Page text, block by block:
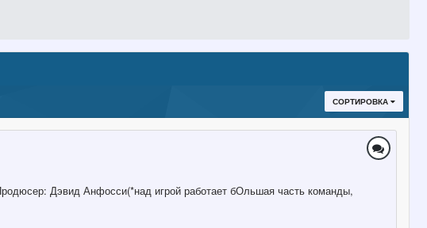
СОРТИРОВКА
Дэвид Анфосси(*над игрой работает бОльшая часть команды,